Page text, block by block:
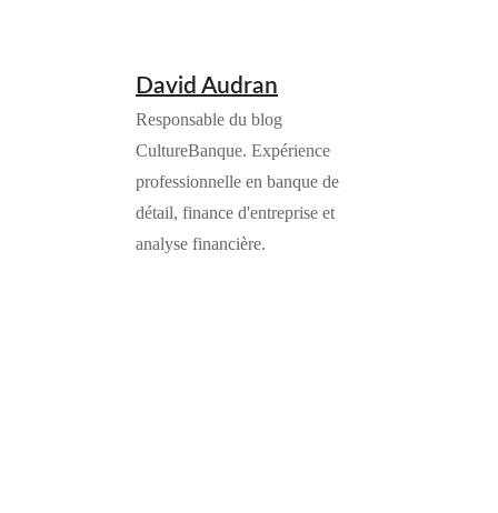
David Audran
Responsable du blog
CultureBanque. Expérience
professionnelle en banque de
détail, finance d'entreprise et
analyse financière.